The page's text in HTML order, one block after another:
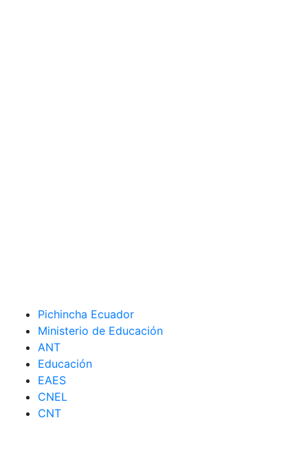
Pichincha Ecuador
Ministerio de Educación
ANT
Educación
EAES
CNEL
CNT